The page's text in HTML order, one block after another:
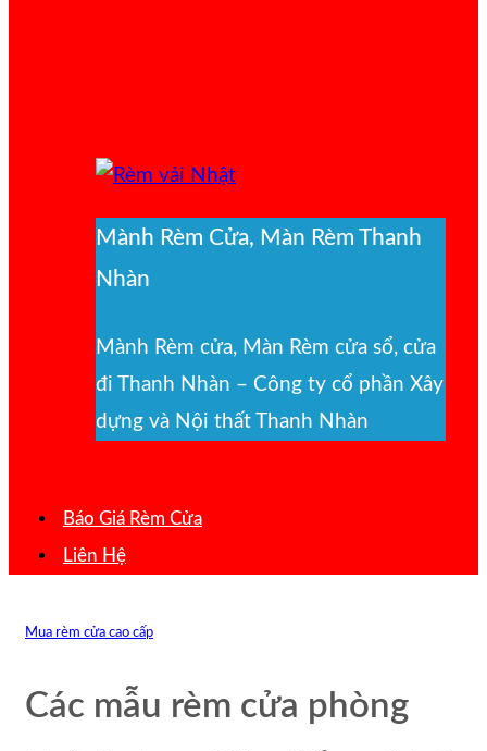
Mành Rèm Cửa, Màn Rèm Thanh
Nhàn
Mành Rèm cửa, Màn Rèm cửa sổ, cửa
đi Thanh Nhàn – Công ty cổ phần Xây
dựng và Nội thất Thanh Nhàn
Báo Giá Rèm Cửa
Liên Hệ
Mua rèm cửa cao cấp
Các mẫu rèm cửa phòng